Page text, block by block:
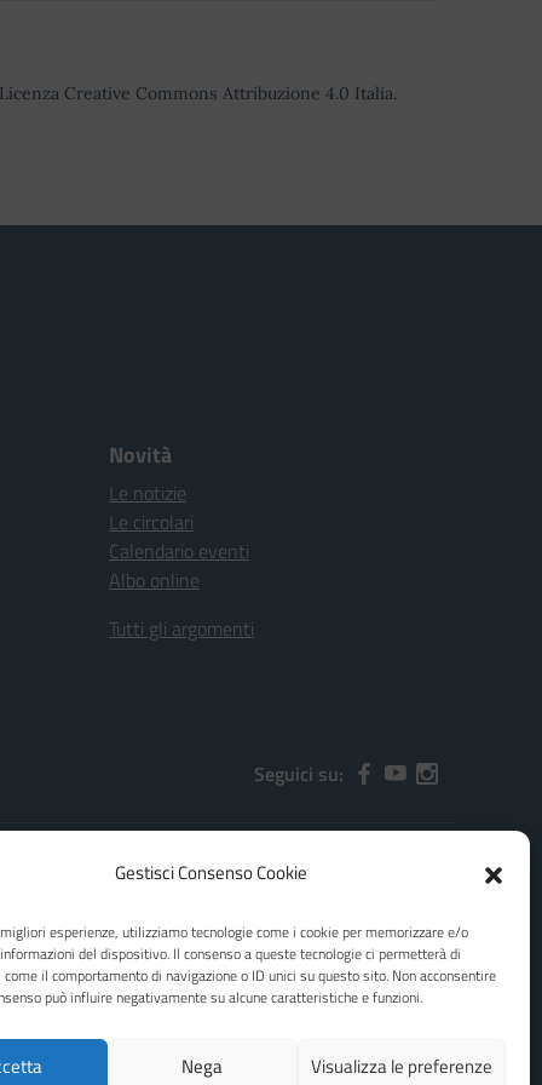
Gestisci Consenso Cookie
esperienze, utilizziamo tecnologie come i cookie per memorizzare e/o
del dispositivo. Il consenso a queste tecnologie ci permetterà di
il comportamento di navigazione o ID unici su questo sito. Non acconsentire
può influire negativamente su alcune caratteristiche e funzioni.
Nega Visualizza le preferenze
Creative Commons Attribuzione 4.0 Italia.
Novità
Le notizie
Le circolari
Calendario eventi
Albo online
Tutti gli argomenti
Seguici su:
Idea e progetto di Designers Italia